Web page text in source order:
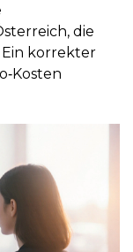
die
Ein korrekter